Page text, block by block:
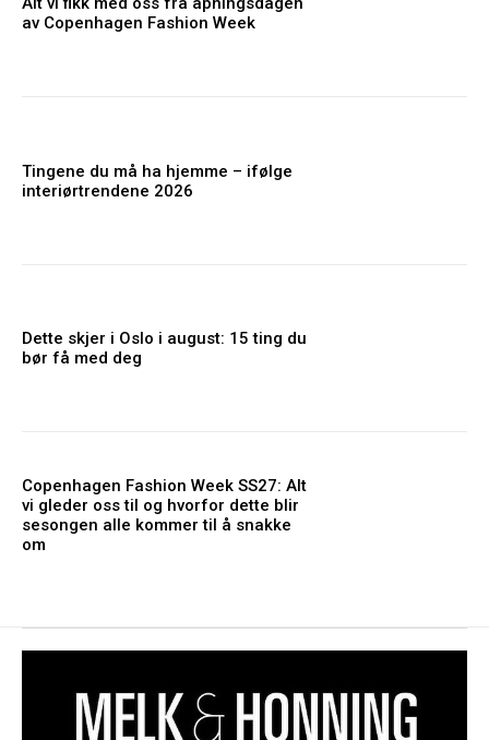
av Copenhagen Fashion Week
Tingene du må ha hjemme – ifølge
interiørtrendene 2026
Dette skjer i Oslo i august: 15 ting du
bør få med deg
Copenhagen Fashion Week SS27: Alt
vi gleder oss til og hvorfor dette blir
sesongen alle kommer til å snakke
om